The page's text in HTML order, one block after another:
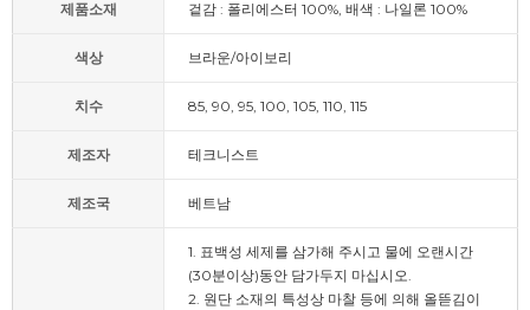
제품소재 겉감 : 폴리에스터 100%, 배색 : 나일론 100%
색상 브라운/아이보리
치수 85, 90, 95, 100, 105, 110, 115
제조자 테크니스트
제조국 베트남
1. 표백성 세제를 삼가해 주시고 물에 오랜시간
(30분이상)동안 담가두지 마십시오.
2. 원단 소재의 특성상 마찰 등에 의해 올뜯김이